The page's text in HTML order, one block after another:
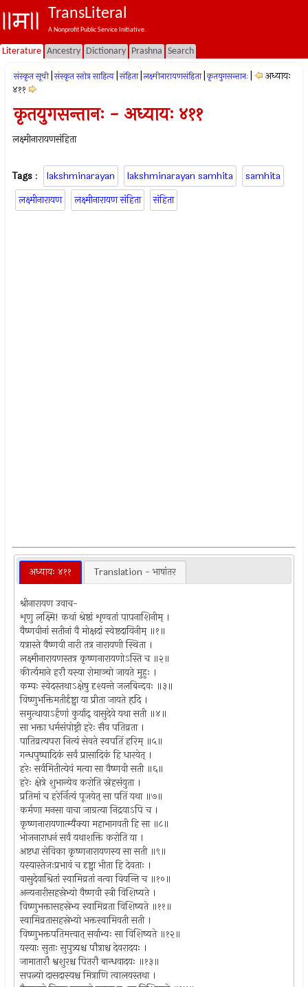
TransLiteral
A Nonprofit Public Service Initiative.
Literature Ancestry Dictionary Prashna Search
संस्कृत सूची संस्कृत स्तोत्र साहित्य संहिता लक्ष्मीनारायणसंहिता कृतयुगसन्तानः
अध्यायः
४११
कृतयुगसन्तानः - अध्यायः ४११
लक्ष्मीनारायणसंहिता
Tags : lakshminarayan lakshminarayan samhita
samhita
लक्ष्मीनारायण
लक्ष्मीनारायण संहिता संहिता
अध्यायः ४११ Translation - भाषांतर
श्रीनारायण उवाच-
शृणु लक्ष्मि! कथां श्रेष्ठां शृण्वतां पापनाशिनीम् ।
वैष्णवीनां सतीनां वै मोक्षदां स्वेष्टदायिनीम् ॥१॥
यत्रास्ते वैष्णवी नारी तत्र नारायणी स्थिता ।
लक्ष्मीनारायणस्तत्र कृष्णनारायणोऽस्ति च ॥२॥
कीर्त्यमाने हरौ यस्या रोमाञ्चो जायते मुहुः ।
कम्पः स्वेदस्तथाऽक्षेषु दृश्यन्ते जलबिन्दवः ॥३॥
विष्णुभक्तिमतीर्दृष्ट्वा या प्रीता जायते हृदि ।
समुत्थायाऽर्हणां कुर्याद् वासुदेवे यथा सती ॥४॥
सा भक्ता धर्मसंपोष्ट्री हरेः सैव पतिव्रता ।
पातिव्रत्यपरा नित्यं सेवते स्वपतिं हरिम् ॥५॥
गन्धपुष्पादिकं सर्वं प्रासादिकं हि धारयेत् ।
हरेः सर्वमितीत्येवं मत्वा सा वैष्णवी सती ॥६॥
हरेः क्षेत्रे शुभान्येव करोति स्नेहसंयुता ।
प्रतिमां च हरेर्नित्यं पूजयेत् सा पतिं यथा ॥७॥
कर्मणा मनसा वाचा जाग्रत्या निद्रयाऽपि च ।
कृष्णनारायणात्म्यैक्या महाभागवती हि सा ॥८॥
भोजनाराधनं सर्वं यथाशक्ति करोति या ।
अष्टधा सेविका कृष्णनारायणस्य सा सती ॥९॥
यस्यास्तेजःप्रभावं च दृष्ट्वा भीता हि देवताः ।
वासुदेवाश्रितां स्वामिव्रतां नत्वा वियन्ति च ॥१०॥
अन्यनारीसहस्रेभ्यो वैष्णवी स्त्री विशिष्यते ।
विष्णुभक्तासहस्रेभ्य स्वामिव्रता विशिष्यते ॥११॥
स्वामिव्रतासहस्रेभ्यो भक्तस्वामिवती सती ।
विष्णुभक्तपतिमत्त्वात् सर्वाभ्यः सा विशिष्यते ॥१२॥
यस्याः सुताः सुपुत्र्यश्च पौत्राश्च देवरादयः ।
जामातारौ श्वशुरश्च पितरौ बान्धवादयः ॥१३॥
सपत्न्यो दासदास्यश्च मित्राणि त्वालयस्तथा ।